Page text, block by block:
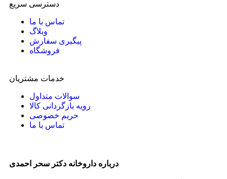
دسترسی سریع
تماس با ما
وبلاگ
پیگیری سفارش
فروشگاه
خدمات مشتریان
سوالات متداول
رویه بازگردانی کالا
حریم خصوصی
تماس با ما
درباره داروخانه دکتر سحر احمدی